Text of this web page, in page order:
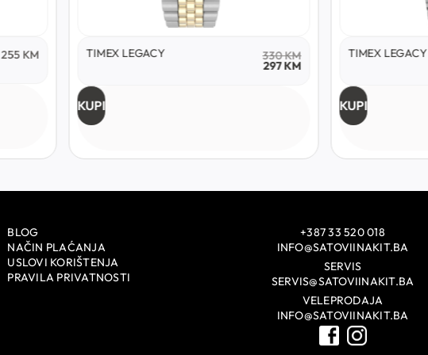
255 KM TIMEX LEGACY 330KM
297KM
KUPI
TIMEX LEGACY
KUPI
BLOG
NAČIN PLAĆANJA
USLOVI KORIŠTENJA
PRAVILA PRIVATNOSTI
+387 33 520 018
INFO@SATOVIINAKIT.BA
SERVIS
SERVIS@SATOVIINAKIT.BA
VELEPRODAJA
INFO@SATOVIINAKIT.BA